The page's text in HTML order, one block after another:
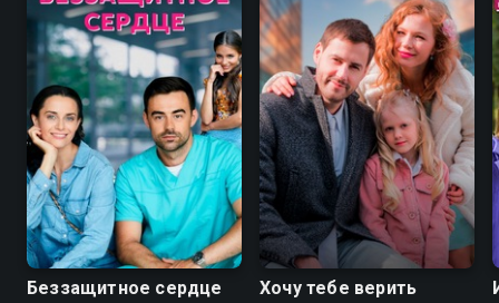
7.2
Беззащитное сердце
7.1
Хочу тебе верить